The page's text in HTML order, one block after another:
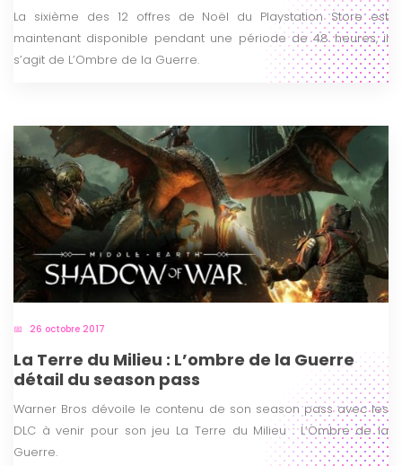
La sixième des 12 offres de Noël du Playstation Store est
maintenant disponible pendant une période de 48 heures, il
s’agit de L’Ombre de la Guerre.
26 octobre 2017
La Terre du Milieu : L’ombre de la Guerre
détail du season pass
Warner Bros dévoile le contenu de son season pass avec les
DLC à venir pour son jeu La Terre du Milieu : L’Ombre de la
Guerre.